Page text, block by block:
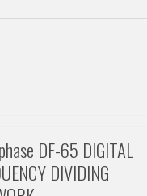
DF-65 DIGITAL
DIVIDING